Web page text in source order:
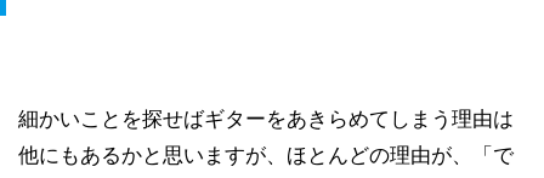
細かいことを探せばギターをあきらめてしまう理由は
他にもあるかと思いますが、ほとんどの理由が、「で